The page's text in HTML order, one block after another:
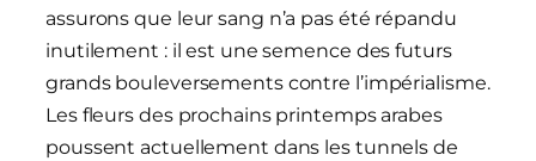
assurons que leur sang n’a pas été répandu
inutilement : il est une semence des futurs
grands bouleversements contre l’impérialisme.
Les fleurs des prochains printemps arabes
poussent actuellement dans les tunnels de